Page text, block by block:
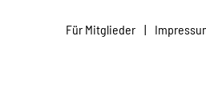
Für Mitglieder |